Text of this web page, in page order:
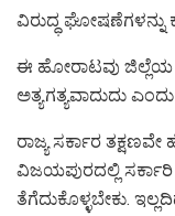
ವಿರುದ್ಧ ಘೋಷಣೆಗಳನ್ನು
ಈ ಹೋರಾಟವು ಜಿಲ್ಲೆಯ
ಅತ್ಯಗತ್ಯವಾದುದು
ರಾಜ್ಯ ಸರ್ಕಾರ
ವಿಜಯಪುರದಲ್ಲಿ ಸರ್ಕಾರಿ
ತೆಗೆದುಕೊಳ್ಳಬೇಕು.